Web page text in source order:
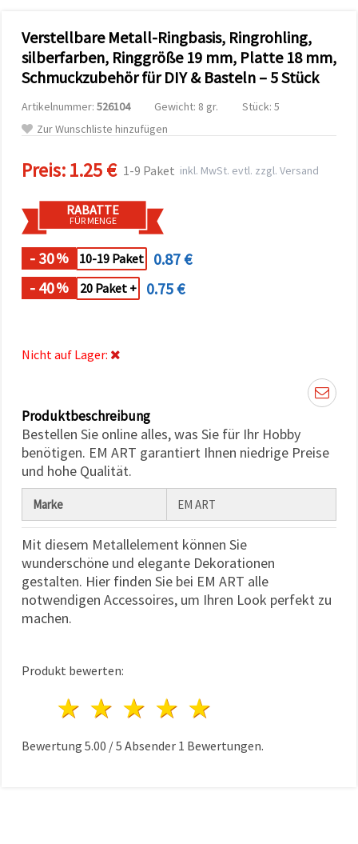
unserer
Partner für
Analyse
und
Marketing.
Sie können
Cookies
oder Ihre
Auswahl in
Einstellungen
individuell
festlegen.
Ihre
Einwilligung
können Sie
jederzeit
Cookie-
Alle
akzeptieren
Cookie-
Einstellungen
Verstellbare Metall-Ringbasis, Ringrohling,
silberfarben, Ringgröße 19 mm, Platte 18 mm,
Schmuckzubehör für DIY & Basteln – 5 Stück
Artikelnummer: 526104 Gewicht: 8 gr.
Stück: 5
Zur Wunschliste hinzufügen
Preis:1.25 € 1-9 Paket inkl. MwSt. evtl. zzgl. Versand
RABATTE
FÜR MENGE
- 30% 10-19 Paket
0.87 €
- 40% 20 Paket + 0.75 €
Nicht auf Lager:
Produktbeschreibung
Bestellen Sie online alles, was Sie für Ihr Hobby
benötigen. EM ART garantiert Ihnen niedrige Preise
und hohe Qualität.
Marke EM ART
Mit diesem Metallelement können Sie
wunderschöne und elegante Dekorationen
gestalten. Hier finden Sie bei EM ART alle
notwendigen Accessoires, um Ihren Look perfekt zu
machen.
Produkt bewerten:
4 Sterne
3 Sterne
2 Sterne
1 Stern
Bewertung 5.00 /5 Absender 1 Bewertungen.